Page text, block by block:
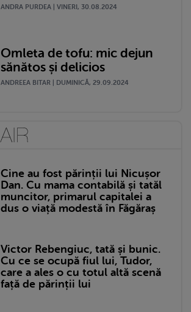
ANDRA PURDEA | VINERI, 30.08.2024
Omleta de tofu: mic dejun
sănătos și delicios
ANDREEA BITAR | DUMINICĂ, 29.09.2024
Cine au fost părinții lui Nicușor
Dan. Cu mama contabilă și tatăl
muncitor, primarul capitalei a
dus o viață modestă în Făgăraș
Victor Rebengiuc, tată și bunic.
Cu ce se ocupă fiul lui, Tudor,
care a ales o cu totul altă scenă
față de părinții lui